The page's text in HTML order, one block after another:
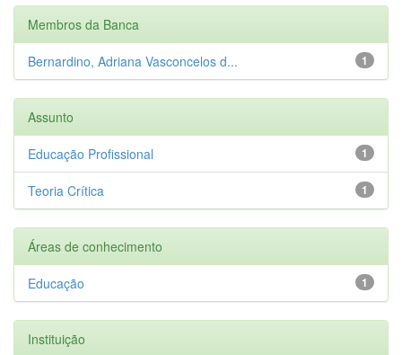
Membros da Banca
1
Bernardino, Adriana Vasconcelos d...
Assunto
1
Educação Profissional
1
Teoria Crítica
Áreas de conhecimento
1
Educação
Instituição